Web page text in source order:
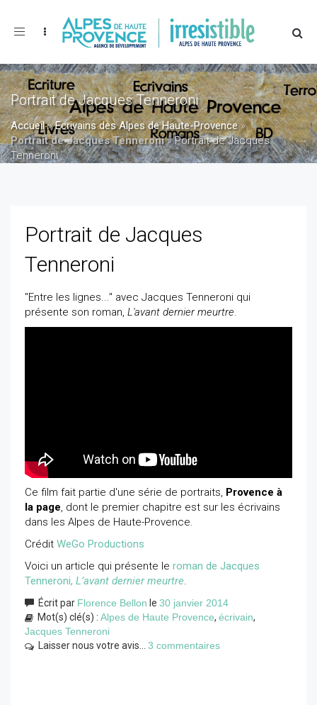
Toggle
Portrait de Jacques Tenneroni
Accueil»Ecrivains des Alpes de Haute-Provence»
Portrait de Jacques Tenneroni»Portrait de Jacques
Tenneroni
Portrait de Jacques
Tenneroni
"Entre les lignes..." avec Jacques Tenneroni qui
présente son roman, L'avant dernier meurtre.
Ce film fait partie d'une série de portraits, Provence à
la page, dont le premier chapitre est sur les écrivains
dans les Alpes de Haute-Provence.
Crédit WeGo Productions
Voici un article qui présente le roman de Jacques
Tenneroni, L’avant dernier meurtre.
Écrit par Florence Bellon le 30 janvier 2014
Mot(s) clé(s) : Alpes de Haute Provence, écrivain,
Jacques Tenneroni
Laisser nous votre avis... 3 commentaires